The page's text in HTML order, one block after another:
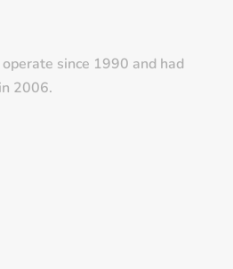
since 1990 and had
2006.